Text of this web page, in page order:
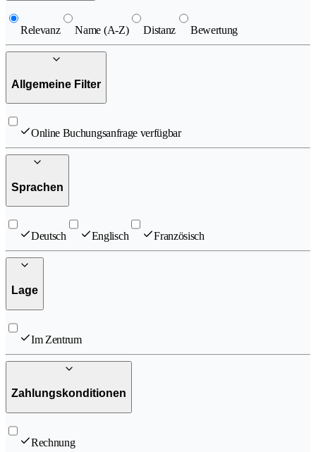
Relevanz Name (A-Z) Distanz Bewertung
Allgemeine Filter
Online Buchungsanfrage verfügbar
Sprachen
Deutsch Englisch Französisch
Lage
Im Zentrum
Zahlungskonditionen
Rechnung